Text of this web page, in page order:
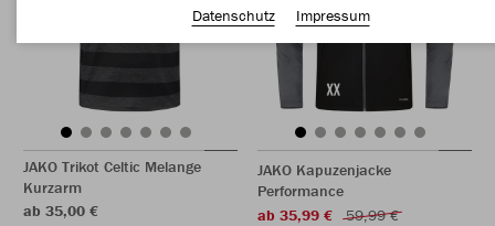
JAKO Trikot Celtic Melange
Kurzarm
ab 35,00 €
JAKO Kapuzenjacke
Performance
ab 35,99 €
59,99 €
Datenschutz
Impressum